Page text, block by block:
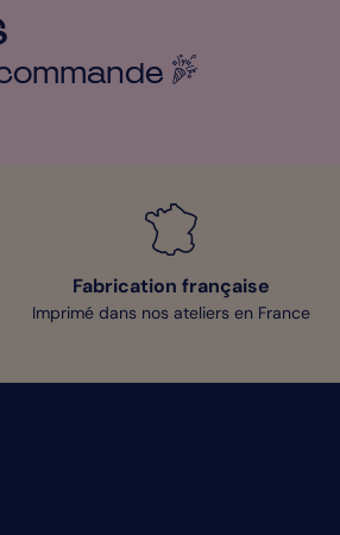
Fabrication française
Imprimé dans nos ateliers en France